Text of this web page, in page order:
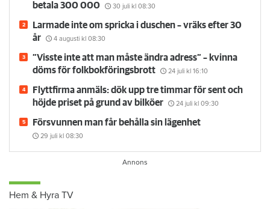
betala 300 000
30 juli kl 08:30
Larmade inte om spricka i duschen – vräks efter 30
år
4 augusti kl 08:30
”Visste inte att man måste ändra adress” – kvinna
döms för folkbokföringsbrott
24 juli kl 16:10
Flyttfirma anmäls: dök upp tre timmar för sent och
höjde priset på grund av bilköer
24 juli kl 09:30
Försvunnen man får behålla sin lägenhet
29 juli kl 08:30
Hem & Hyra TV